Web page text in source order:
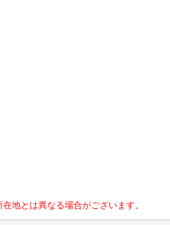
地とは異なる場合がございます。